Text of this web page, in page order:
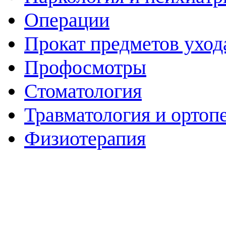
Операции
Прокат предметов
Профосмотры
Стоматология
Травматология и
Физиотерапия